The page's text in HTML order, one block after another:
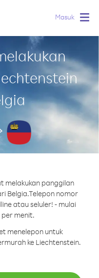
Masuk
melakukan panggilan
Belgia.Telepon nomor
atau seluler! - mulai
per menit.
menelepon untuk
ke Liechtenstein.